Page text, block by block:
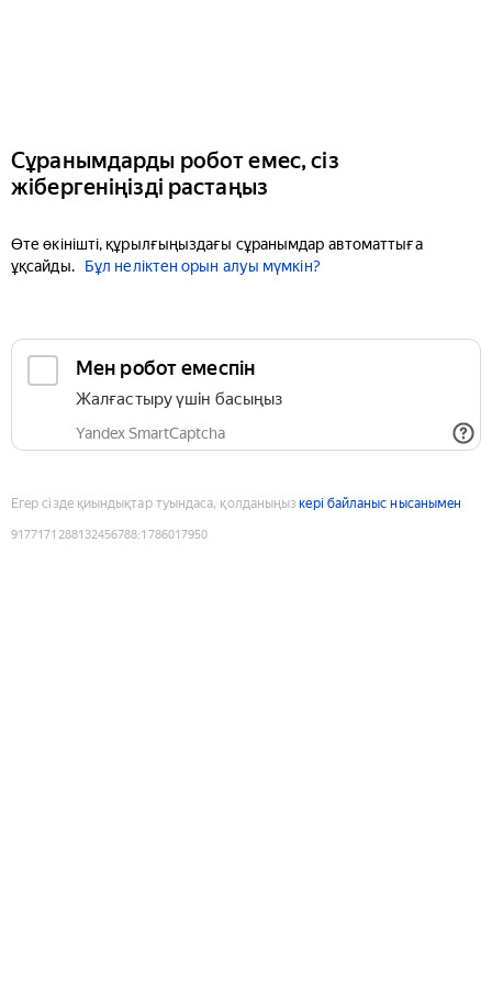
Сұранымдарды робот емес, сіз
жібергеніңізді растаңыз
Өте өкінішті, құрылғыңыздағы сұранымдар автоматтыға
ұқсайды.
Бұл неліктен орын алуы мүмкін?
Мен робот емеспін
Жалғастыру үшін басыңыз
Yandex SmartCaptcha
Егер сізде қиындықтар туындаса, қолданыңыз кері байланыс нысанымен
9177171288132456788:1786017950